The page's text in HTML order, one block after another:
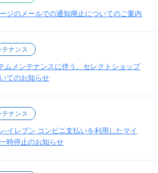
ジのメールでの通知廃止についてのご案内
テナンス
ムメンテナンスに伴う、セレクトショップ
てのお知らせ
テナンス
‐イレブン コンビニ支払いを利用したマイ
時停止のお知らせ